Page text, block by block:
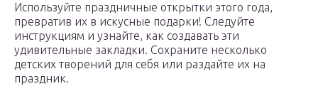
Используйте праздничные открытки этого года,
превратив их в искусные подарки! Следуйте
инструкциям и узнайте, как создавать эти
удивительные закладки. Сохраните несколько
детских творений для себя или раздайте их на
праздник.